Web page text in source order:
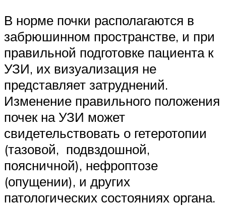
В норме почки располагаются в
забрюшинном пространстве, и при
правильной подготовке пациента к
УЗИ, их визуализация не
представляет затруднений.
Изменение правильного положения
почек на УЗИ может
свидетельствовать о гетеротопии
(тазовой, подвздошной,
поясничной), нефроптозе
(опущении), и других
патологических состояниях органа.